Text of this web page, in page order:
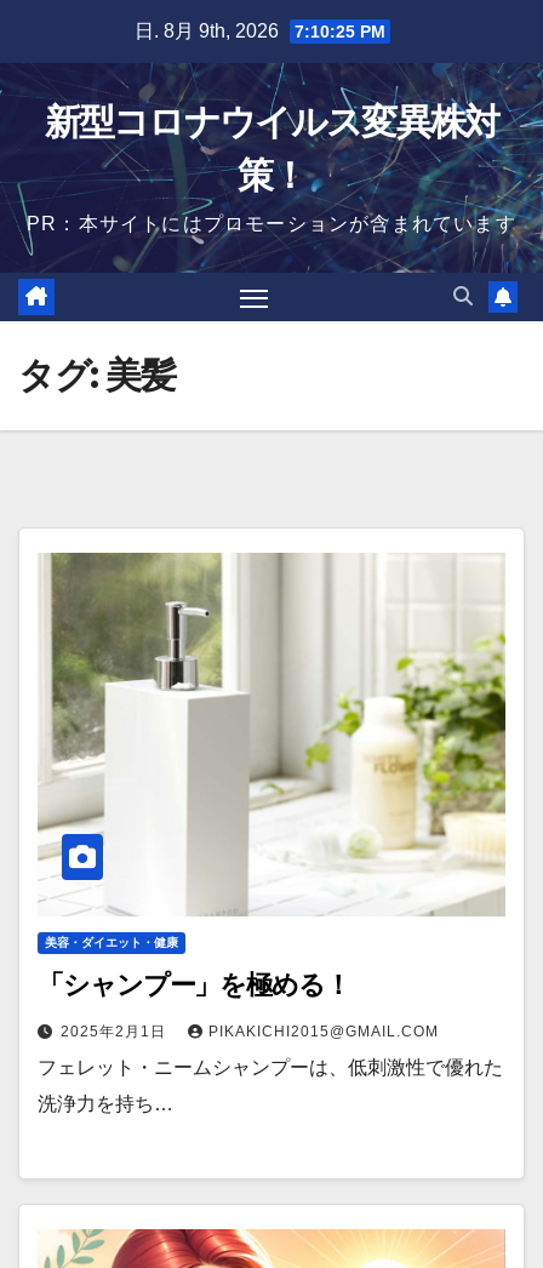
content
日. 8月 9th, 2026 7:10:26 PM
新型コロナウイルス変異株対
策！
PR：本サイトにはプロモーションが含まれています
タグ:美髪
美容・ダイエット・健康
「シャンプー」を極める！
2025年2月1日 PIKAKICHI2015@GMAIL.COM
フェレット・ニームシャンプーは、低刺激性で優れた
洗浄力を持ち…